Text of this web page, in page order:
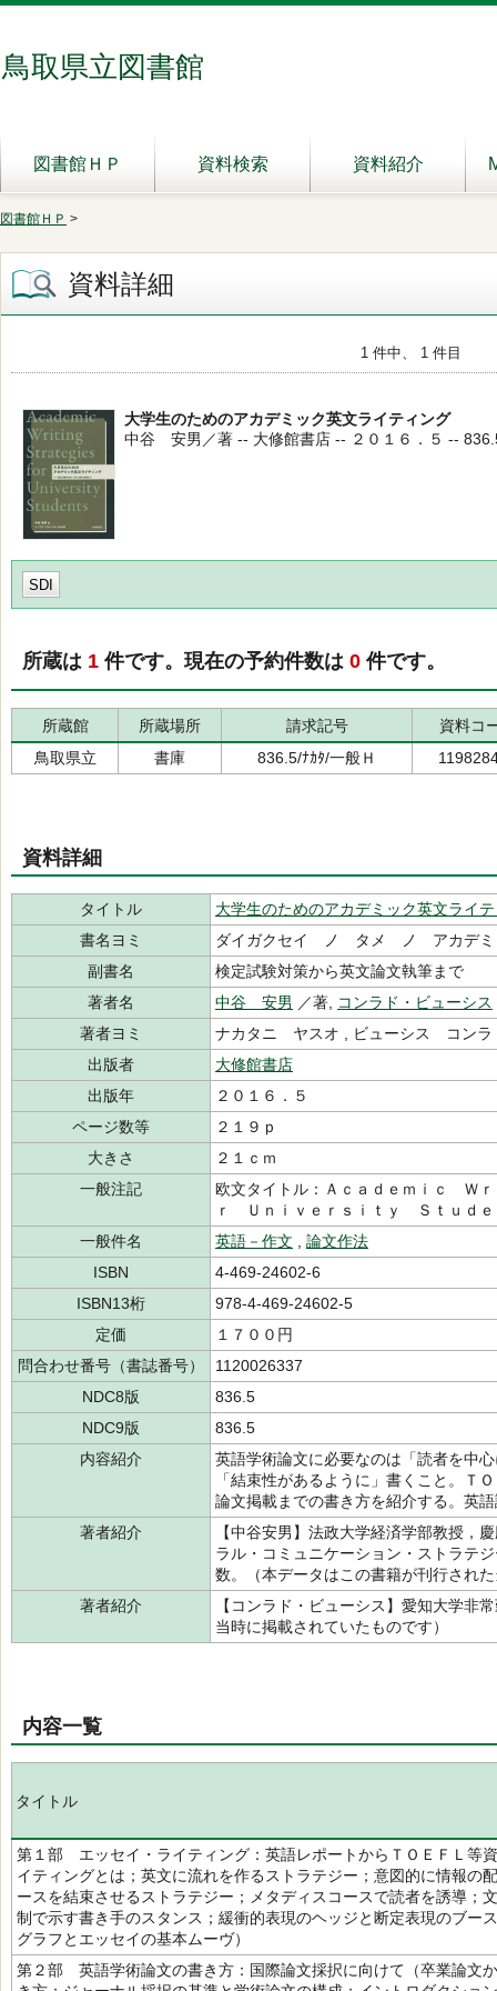
鳥取県立図書館
図書館ＨＰ 資料検索 資料紹介
図書館ＨＰ >
資料詳細
1 件中、 1 件目
大学生のためのアカデミック英文ライティング
中谷 安男／著 -- 大修館書店 -- ２０１６．５ --
SDI
所蔵は 1 件です。現在の予約件数は 0 件です。
所蔵館 所蔵場所 請求記号
資料コ
鳥取県立
書庫 836.5/ﾅｶﾀ/一般Ｈ
資料詳細
タイトル
大学生のためのアカデミック英文ライ
書名ヨミ
ダイガクセイ ノ タメ ノ アカデミ
副書名
検定試験対策から英文論文執筆まで
著者名
中谷 安男 ／著, コンラド・ビューシス
著者ヨミ
ナカタニ ヤスオ , ビューシス コン
出版者
大修館書店
出版年
２０１６．５
ページ数等
２１９ｐ
大きさ
２１ｃｍ
一般注記
欧文タイトル：Ａｃａｄｅｍｉｃ Ｗ
ｒ Ｕｎｉｖｅｒｓｉｔｙ Ｓｔｕｄｅ
一般件名
英語－作文
論文作法
ISBN
4-469-24602-6
ISBN13桁
978-4-469-24602-5
定価
１７００円
問合わせ番号（書誌番号）
1120026337
NDC8版
836.5
NDC9版
836.5
内容紹介
英語学術論文に必要なのは「読者を中
「結束性があるように」書くこと。Ｔ
論文掲載までの書き方を紹介する。英
著者紹介
【中谷安男】法政大学経済学部教授，
ラル・コミュニケーション・ストラテ
数。（本データはこの書籍が刊行され
著者紹介
【コンラド・ビューシス】愛知大学非
当時に掲載されていたものです）
内容一覧
タイトル
第１部 エッセイ・ライティング：英語レポートからＴＯＥＦＬ等
イティングとは；英文に流れを作るストラテジー；意図的に情報の
ースを結束させるストラテジー；メタディスコースで読者を誘導；
制で示す書き手のスタンス；緩衝的表現のヘッジと断定表現のブー
グラフとエッセイの基本ムーヴ）
第２部 英語学術論文の書き方：国際論文採択に向けて（卒業論文